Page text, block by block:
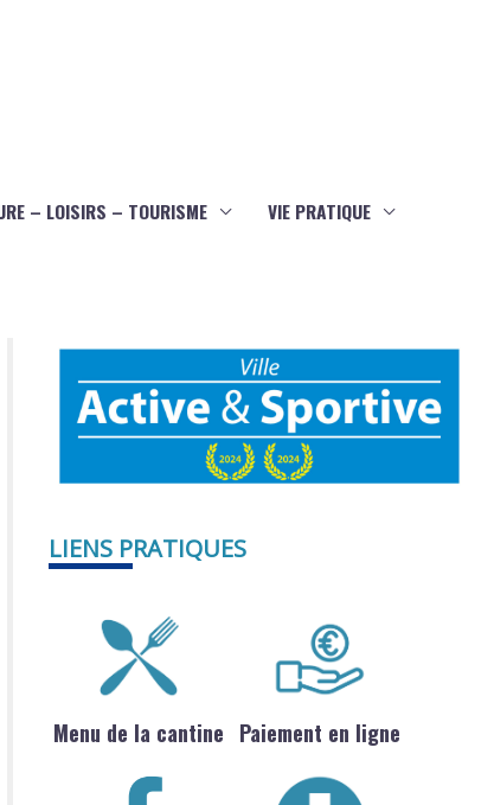
– LOISIRS – TOURISME VIE PRATIQUE
LIENS PRATIQUES
Menu de la cantine Paiement en ligne